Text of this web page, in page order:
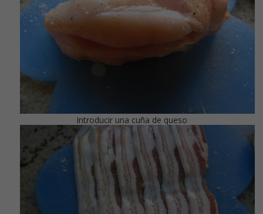
Introducir una cuña de queso